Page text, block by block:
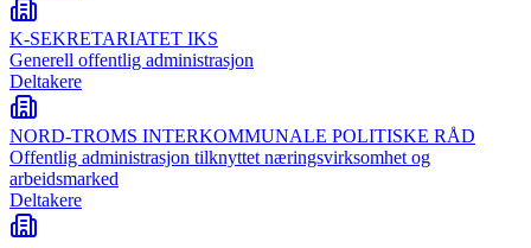
K-SEKRETARIATET IKS
Generell offentlig administrasjon
Deltakere
NORD-TROMS INTERKOMMUNALE POLITISKE RÅD
Offentlig administrasjon tilknyttet næringsvirksomhet og
arbeidsmarked
Deltakere